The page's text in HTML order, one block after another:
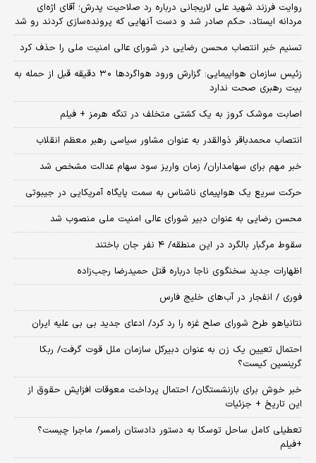
روایت فرزند شهید علی لاریجانی درباره رد صلاحیت پدرش؛ آقای اژه‌ای
مردانه ایستاد، حکم صادر شد و دست آنهایی که پرونده‌سازی کردند رو شد
تسنیم خبر انتصاب محسن رضایی در شورای عالی امنیت ملی را حذف کرد
زئیس سازمان هواپیمایی: گزارش ورود هواگردها ٣٠ دقیقه قبل از حمله به
بیت رهبری صحت ندارد
اصابت موشک کروز به یک کشتی متخلف در تنگه هرمز + فیلم
انتصاب محمدباقر ذوالقدر به عنوان مشاور سیاسی رهبر معظم انقلاب
خبر مهم برای سهامداران/ زمان واریز سود سهام عدالت مشخص شد
حرکت سریع یک هواپیمای ناشناس به سمت پایگاه آمریکایی در جیبوتی
محسن رضایی به عنوان دبیر شورای عالی امنیت ملی منصوب شد
سقوط مرگبار بالگرد در این منطقه/ ۴ نفر جان باختند
اظهارات جدید سخنگوی ناجا درباره قتل حمیدرضا رجب‌زاده
فوری / انفجار در آب‌های خلیج فارس
نتانیاهو طرح شورای صلح غزه را رد کرد/ ادعای جدید بی بی علیه ایران
احتمال تعیین یک زن به عنوان دبیرکل سازمان ملل قوت گرفت/ ربکا
گرینسپن کیست؟
خبر خوش برای بازنشستگان/ احتمال پرداخت معوقات افزایش حقوق از
این تاریخ + جزئیات
تعطیلی کامل ساحل توسکا به دستور دادستان رامسر/ ماجرا چیست؟
+فیلم